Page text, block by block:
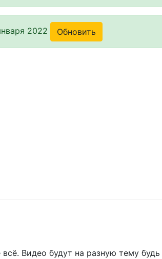
2022 Обновить
Видео будут на разную тему